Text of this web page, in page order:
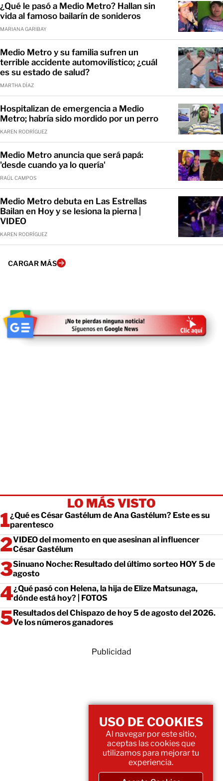
¿Qué le pasó a Medio Metro? Hallan sin
vida al famoso bailarín de sonideros
MARIANA GARIBAY
Medio Metro y su familia sufren un
terrible accidente automovilístico; ¿cuál
es su estado de salud?
MARTHA DÍAZ
Hospitalizan de emergencia a Medio
Metro; habría sido mordido por un perro
KAREN RODRÍGUEZ
Medio Metro anuncia que será papá:
'desde cuando ya lo quería'
RAÚL CAMPOS
Medio Metro debuta en Las Estrellas
Bailan en Hoy y se lesiona la pierna |
VIDEO
KAREN RODRÍGUEZ
CARGAR MÁS
LO MÁS VISTO
¿Qué es César Gastélum de Ana Gastélum? Este es su
parentesco
VIDEO del momento en que asesinan al influencer
César Gastélum
Sinuano Noche: Resultado del último sorteo HOY 5 de
agosto
¿Qué pasó con Helena, la hija de Elize Matsunaga,
dónde está hoy? | FOTOS
Resultados del Chispazo de hoy 5 de agosto del 2026.
Ve los números ganadores
Publicidad
USO DE COOKIES
Al navegar por este sitio,
aceptas las cookies que
utilizamos para mejorar tu
experiencia.